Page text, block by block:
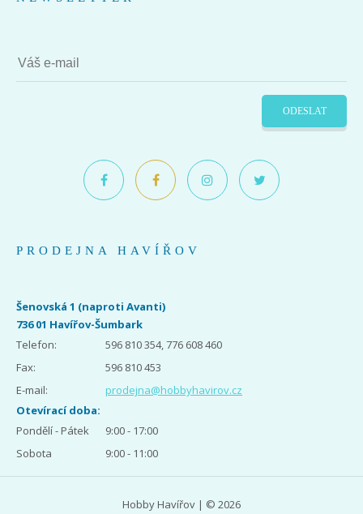
ODESLAT
PRODEJNA HAVÍŘOV
Šenovská 1 (naproti Avanti)
736 01 Havířov-Šumbark
Telefon:
596 810 354, 776 608 460
Fax:
596 810 453
E-mail:
prodejna@hobbyhavirov.cz
Otevírací doba:
Pondělí - Pátek
9:00 - 17:00
Sobota
9:00 - 11:00
Hobby Havířov | © 2026